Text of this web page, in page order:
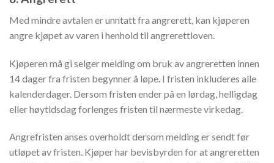
Med mindre avtalen er unntatt fra angrerett, kan kjøperen
angre kjøpet av varen i henhold til angrerettloven.
Kjøperen må gi selger melding om bruk av angreretten innen
14 dager fra fristen begynner å løpe. I fristen inkluderes alle
kalenderdager. Dersom fristen ender på en lørdag, helligdag
eller høytidsdag forlenges fristen til nærmeste virkedag.
Angrefristen anses overholdt dersom melding er sendt før
utløpet av fristen. Kjøper har bevisbyrden for at angreretten